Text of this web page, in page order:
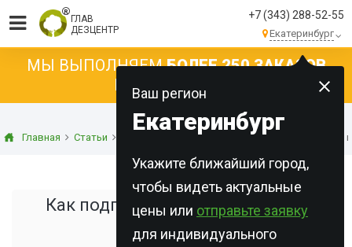
ГЛАВ
ДЕЗЦЕНТР
+7 (343) 288-52-55
Екатеринбург
Ваш регион
Екатеринбург
Укажите ближайший город,
чтобы видеть актуальные
цены или отправьте заявку
для индивидуального
МЫ ВЫПОЛНЯЕМБОЛЕЕ 250 ЗАКАЗОВ
КАЖДЫЙ ДЕНЬ!
Главная Статьи Как подготовить автомобиль
Как подготовить автомобиль к
дезинфекции